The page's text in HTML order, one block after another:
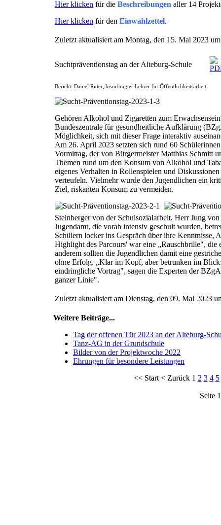
Hier klicken für die Beschreibungen aller 14
Hier klicken für den Einwahlzettel.
Zuletzt aktualisiert am Montag, den 15. Mai 2023
Suchtpräventionstag an der Alteburg-Schule
Bericht: Daniel Ritter, beauftragter Lehrer für Öffentlichkeitsarbeit
Gehören Alkohol und Zigaretten zum
Bundeszentrale für gesundheitliche Aufklärung
Möglichkeit, sich mit dieser Frage interaktiv
Am 26. April 2023 setzten sich rund 60
Vormittag, der von Bürgermeister Matthias Schmitt
Themen rund um den Konsum von Alkohol und
eigenes Verhalten in Rollenspielen und
verteufeln. Vielmehr wurde den Jugendlichen ein
Ziel, riskanten Konsum zu vermeiden.
Steinberger von der Schulsozialarbeit, Herr Jung
Jugendamt, die vorab intensiv geschult wurden,
Schülern locker ins Gespräch über ihre Kenntnisse,
Highlight des Parcours' war eine „Rauschbrille",
anderem sollten die Jugendlichen damit eine
ohne Erfolg. „Klar im Kopf, aber betrunken im
eindringliche Vortrag", sagen die Experten der
ganzer Linie".
Zuletzt aktualisiert am Dienstag, den 09. Mai 2023
Weitere Beiträge...
Tag der offenen Tür 2023 an der Alteburg-
Tanz-AG in der Grundschule
Bilder von der Projektwoche 2022
Ehrungen für besondere Leistungen
<< Start< Zurück 1 2 3 4 5
Seite